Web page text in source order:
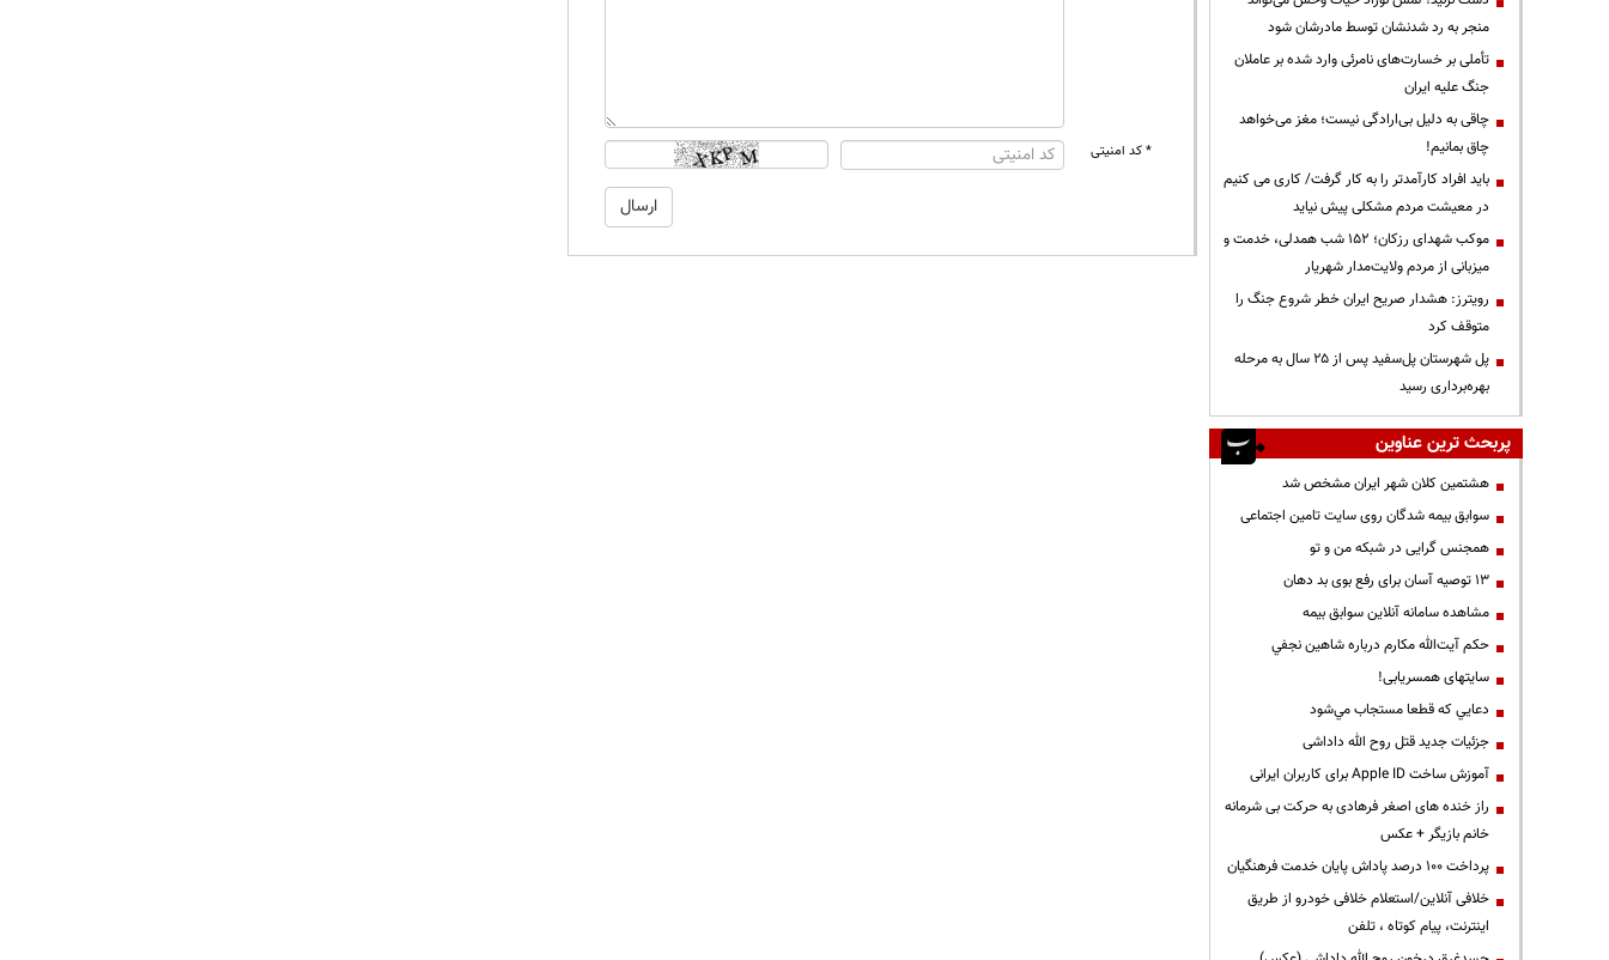
* کد امنیتی
منجر به رد شدنشان توسط مادرشان شود
تأملی بر خسارت‌های نامرئی وارد شده بر عاملان
جنگ علیه ایران
چاقی به دلیل بی‌ارادگی نیست؛ مغز می‌خواهد
چاق بمانیم!
باید افراد کارآمدتر را به کار گرفت/ کاری می کنیم
در معیشت مردم مشکلی پیش نیاید
موکب شهدای رزکان؛ ۱۵۲ شب همدلی، خدمت و
میزبانی از مردم ولایت‌مدار شهریار
رویترز: هشدار صریح ایران خطر شروع جنگ را
متوقف کرد
پل شهرستان پل‌سفید پس از ۲۵ سال به مرحله
بهره‌برداری رسید
پربحث ترین عناوین
هشتمین کلان شهر ایران مشخص شد
سوابق بیمه شدگان روی سایت تامین اجتماعی
همجنس گرایی در شبکه من و تو
13 توصیه آسان برای رفع بوی بد دهان
مشاهده سامانه آنلاين سوابق بیمه
حكم آيت‌الله مكارم درباره شاهين نجفي
سایتهای همسریابی!
دعايي كه قطعا مستجاب مي‌شود
جزئیات جدید قتل روح الله داداشی
آموزش ساخت Apple ID برای کاربران ایرانی
راز خنده های اصغر فرهادی به حرکت بی شرمانه
خانم بازیگر + عکس
پرداخت ۱۰۰ درصد پاداش پایان خدمت فرهنگیان
خلافی آنلاین/استعلام خلافی خودرو از طریق
اینترنت، پیام کوتاه ، تلفن